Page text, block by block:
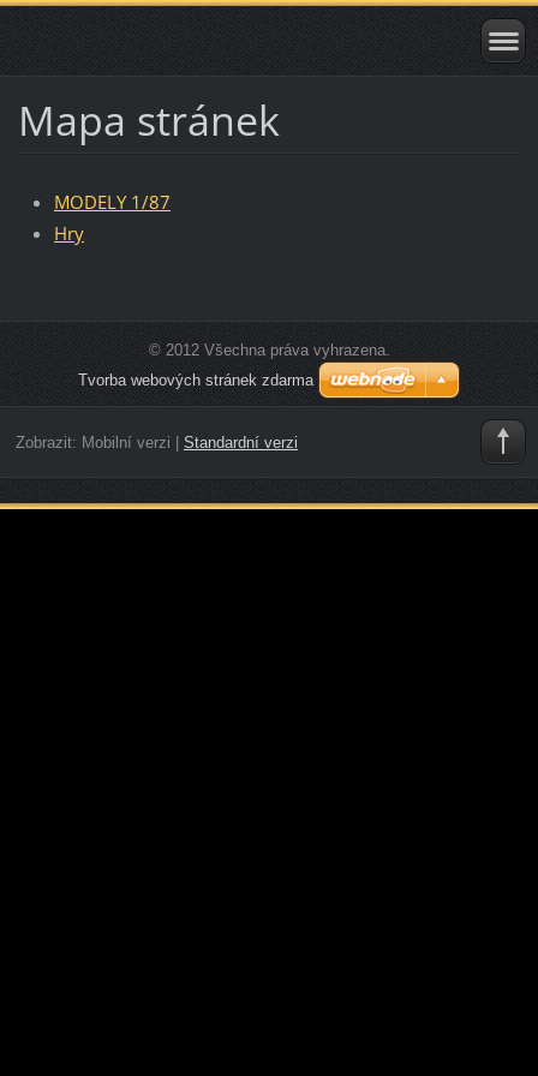
Mapa stránek
MODELY 1/87
Hry
© 2012 Všechna práva vyhrazena.
Tvorba webových stránek zdarma
Zobrazit: Mobilní verzi Standardní verzi